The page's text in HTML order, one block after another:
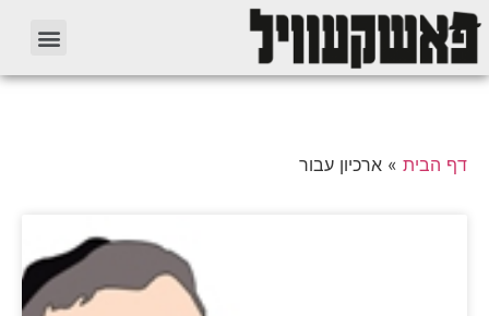
דף הבית » ארכיון עבור